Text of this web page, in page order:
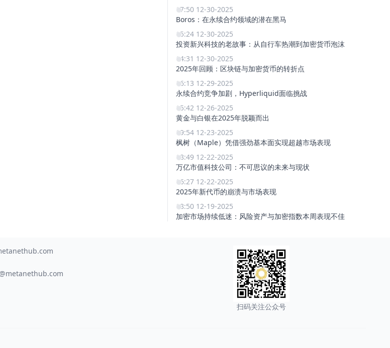
17:50 12-30-2025
Boros：在永续合约领域的潜在黑马
15:24 12-30-2025
投资新兴科技的老故事：从自行车热潮到加密货币泡沫
14:31 12-30-2025
2025年回顾：区块链与加密货币的转折点
16:13 12-29-2025
永续合约竞争加剧，Hyperliquid面临挑战
15:42 12-26-2025
黄金与白银在2025年脱颖而出
19:54 12-23-2025
枫树（Maple）凭借强劲基本面实现超越市场表现
18:49 12-22-2025
万亿市值科技公司：不可思议的未来与现状
16:27 12-22-2025
2025年新代币的崩溃与市场表现
18:50 12-19-2025
加密市场持续低迷：风险资产与加密指数本周表现不佳
扫码关注公众号